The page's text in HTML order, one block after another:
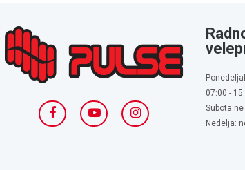
07:00 -
Nedelja: